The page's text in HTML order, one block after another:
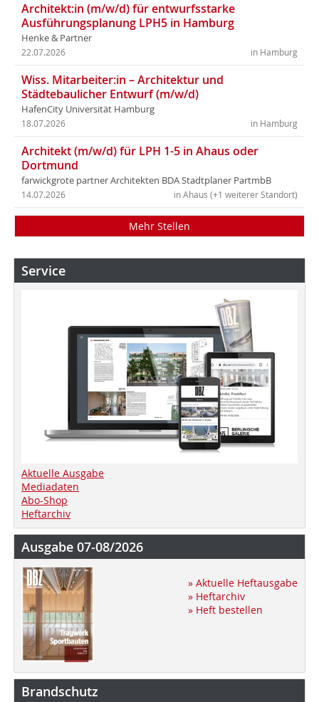
Architekt:in (m/w/d) für entwurfsstarke
Ausführungsplanung LPH5 in Hamburg
Henke & Partner
in Hamburg
22.07.2026
Wiss. Mitarbeiter:in – Architektur und
Städtebaulicher Entwurf (m/w/d)
HafenCity Universität Hamburg
in Hamburg
18.07.2026
Architekt (m/w/d) für LPH 1-5 in Ahaus oder
Dortmund
farwickgrote partner Architekten BDA Stadtplaner PartmbB
in Ahaus (+1 weiterer Standort)
14.07.2026
Mehr Stellen
Service
Aktuelle Ausgabe
Mediadaten
Abo-Shop
Heftarchiv
Ausgabe 07-08/2026
» Aktuelle Heftausgabe
» Heftarchiv
» Heft bestellen
Brandschutz